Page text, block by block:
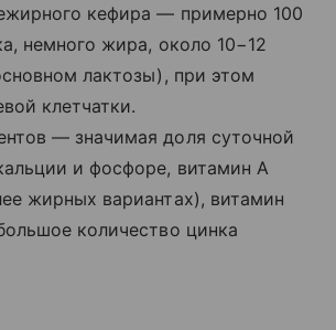
кефира — примерно 100
немного жира, около 10−12
лактозы), при этом
клетчатки.
— значимая доля суточной
и фосфоре, витамин A
жирных вариантах), витамин
количество цинка